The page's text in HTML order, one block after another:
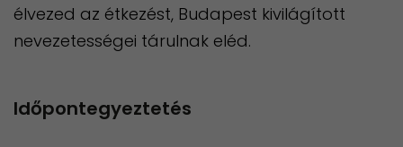
élvezed az étkezést, Budapest kivilágított
nevezetességei tárulnak eléd.
Időpontegyeztetés